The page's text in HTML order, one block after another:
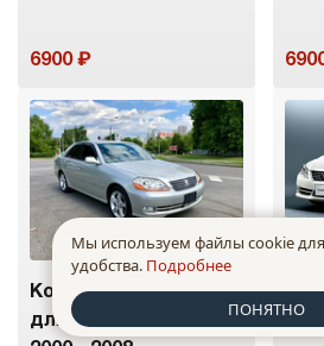
6900
Комплект накидок
для Toyota Mark II
Мы используем файлы cookie
удобства. Подробнее
ПОНЯТНО